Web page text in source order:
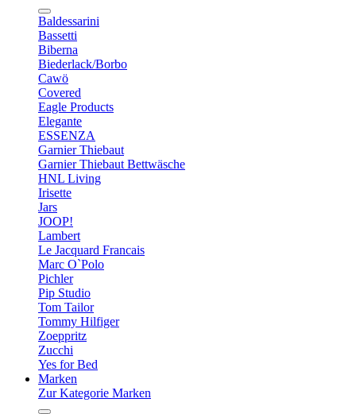
Baldessarini
Bassetti
Biberna
Biederlack/Borbo
Cawö
Covered
Eagle Products
Elegante
ESSENZA
Garnier Thiebaut
Garnier Thiebaut Bettwäsche
HNL Living
Irisette
Jars
JOOP!
Lambert
Le Jacquard Francais
Marc O`Polo
Pichler
Pip Studio
Tom Tailor
Tommy Hilfiger
Zoeppritz
Zucchi
Yes for Bed
Marken
Zur Kategorie Marken